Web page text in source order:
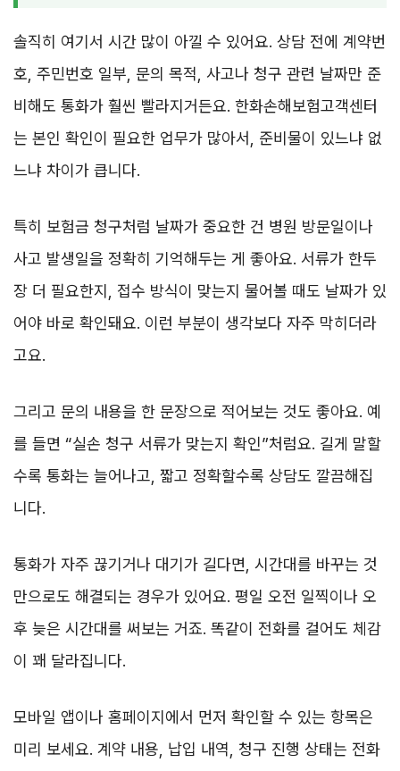
솔직히 여기서 시간 많이 아낄 수 있어요. 상담 전에 계약번
호, 주민번호 일부, 문의 목적, 사고나 청구 관련 날짜만 준
비해도 통화가 훨씬 빨라지거든요. 한화손해보험고객센터
는 본인 확인이 필요한 업무가 많아서, 준비물이 있느냐 없
느냐 차이가 큽니다.
특히 보험금 청구처럼 날짜가 중요한 건 병원 방문일이나
사고 발생일을 정확히 기억해두는 게 좋아요. 서류가 한두
장 더 필요한지, 접수 방식이 맞는지 물어볼 때도 날짜가 있
어야 바로 확인돼요. 이런 부분이 생각보다 자주 막히더라
고요.
그리고 문의 내용을 한 문장으로 적어보는 것도 좋아요. 예
를 들면 “실손 청구 서류가 맞는지 확인”처럼요. 길게 말할
수록 통화는 늘어나고, 짧고 정확할수록 상담도 깔끔해집
니다.
통화가 자주 끊기거나 대기가 길다면, 시간대를 바꾸는 것
만으로도 해결되는 경우가 있어요. 평일 오전 일찍이나 오
후 늦은 시간대를 써보는 거죠. 똑같이 전화를 걸어도 체감
이 꽤 달라집니다.
모바일 앱이나 홈페이지에서 먼저 확인할 수 있는 항목은
미리 보세요. 계약 내용, 납입 내역, 청구 진행 상태는 전화